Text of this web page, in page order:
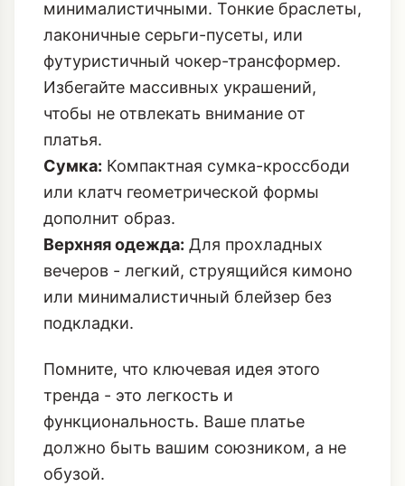
минималистичными. Тонкие браслеты,
лаконичные серьги-пусеты, или
футуристичный чокер-трансформер.
Избегайте массивных украшений,
чтобы не отвлекать внимание от
платья.
Сумка: Компактная сумка-кроссбоди
или клатч геометрической формы
дополнит образ.
Верхняя одежда: Для прохладных
вечеров - легкий, струящийся кимоно
или минималистичный блейзер без
подкладки.
Помните, что ключевая идея этого
тренда - это легкость и
функциональность. Ваше платье
должно быть вашим союзником, а не
обузой.